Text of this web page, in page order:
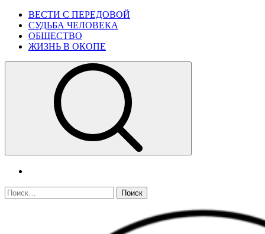
Skip
content
Primary
Menu
ВЕСТИ С ПЕРЕДОВОЙ
СУДЬБА ЧЕЛОВЕКА
ОБЩЕСТВО
ЖИЗНЬ В ОКОПЕ
Найти: